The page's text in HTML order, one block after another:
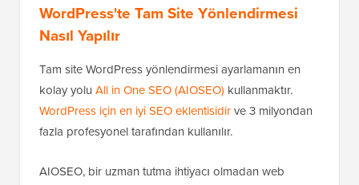
WordPress'te Tam Site Yönlendirmesi
Nasıl Yapılır
Tam site WordPress yönlendirmesi ayarlamanın en
kolay yolu All in One SEO (AIOSEO) kullanmaktır.
WordPress için en iyi SEO eklentisidirve 3 milyondan
fazla profesyonel tarafından kullanılır.
AIOSEO, bir uzman tutma ihtiyacı olmadan web